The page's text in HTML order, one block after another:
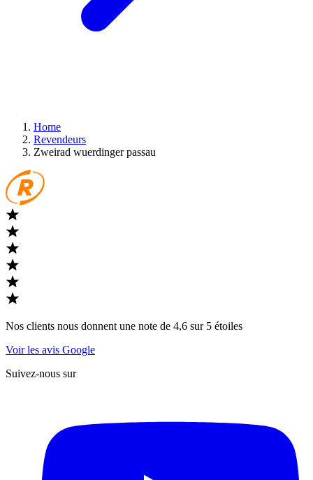
Home
Revendeurs
Zweirad wuerdinger passau
Nos clients nous donnent une note de 4,6 sur 5 étoiles
Voir les avis Google
Suivez-nous sur